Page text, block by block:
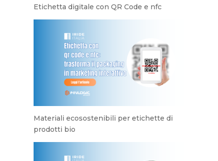
Etichetta digitale con QR Code e nfc
Materiali ecosostenibili per etichette di
prodotti bio